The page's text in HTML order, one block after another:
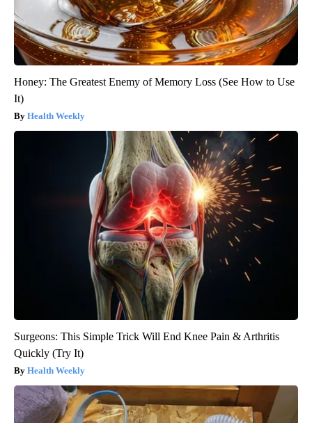
Honey: The Greatest Enemy of Memory Loss (See How to Use
It)
Health Weekly
Surgeons: This Simple Trick Will End Knee Pain & Arthritis
Quickly (Try It)
Health Weekly